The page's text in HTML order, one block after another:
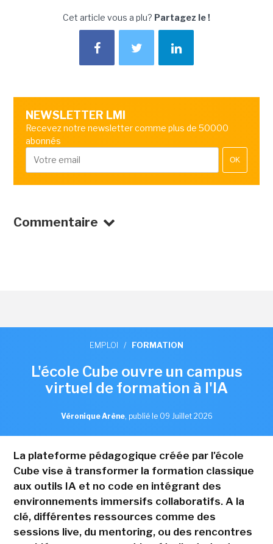
Cet article vous a plu? Partagez le !
NEWSLETTER LMI
Recevez notre newsletter comme plus de 50000
abonnés
OK
Commentaire
EMPLOI / FORMATION
L'école Cube ouvre un campus
virtuel de formation à l'IA
Véronique Arène, publié le 09 Juillet 2026
La plateforme pédagogique créée par l'école
Cube vise à transformer la formation classique
aux outils IA et no code en intégrant des
environnements immersifs collaboratifs. A la
clé, différentes ressources comme des
sessions live, du mentoring, ou des rencontres